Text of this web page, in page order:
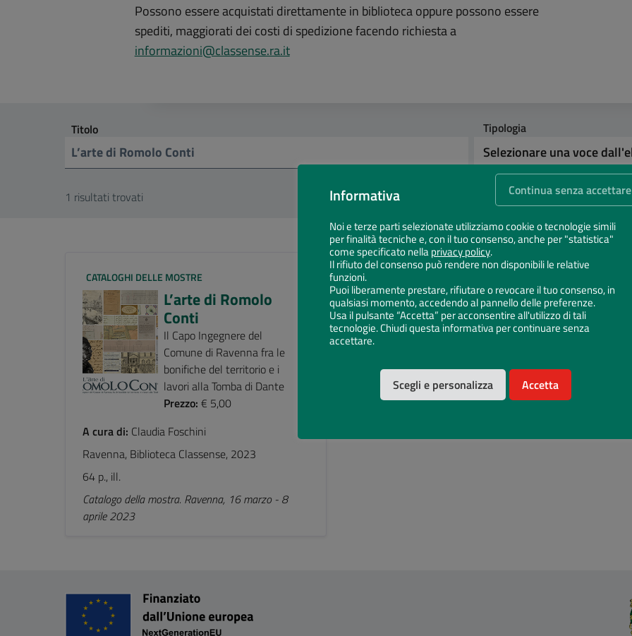
Possono essere acquistati direttamente in biblioteca oppure possono essere
spediti, maggiorati dei costi di spedizione facendo richiesta a
informazioni@classense.ra.it
Titolo
Tipologia
1 risultati trovati
CATALOGHI DELLE MOSTRE
L’arte di Romolo
Conti
Il Capo Ingegnere del
Comune di Ravenna fra le
bonifiche del territorio e i
lavori alla Tomba di Dante
Prezzo: € 5,00
A cura di: Claudia Foschini
Ravenna, Biblioteca Classense, 2023
64 p., ill.
Catalogo della mostra. Ravenna, 16 marzo - 8
aprile 2023
Informativa
Noi e terze parti selezionate utilizziamo cookie o tecnologie simili
per finalità tecniche e, con il tuo consenso, anche per "statistica"
come specificato nellaprivacy policy.
Il rifiuto del consenso può rendere non disponibili le relative
funzioni.
Puoi liberamente prestare, rifiutare o revocare il tuo consenso, in
qualsiasi momento, accedendo al pannello delle preferenze.
Usa il pulsante “Accetta” per acconsentire all'utilizzo di tali
tecnologie. Chiudi questa informativa per continuare senza
accettare.
Scegli e personalizza Accetta
Continua senza accettare